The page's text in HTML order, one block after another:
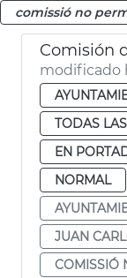
comissió no
Comisión
modificado
TODAS
EN
NORMAL
JUAN
COMISSIÓ